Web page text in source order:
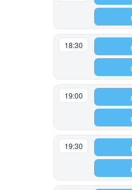
18:30
19:00
19:30